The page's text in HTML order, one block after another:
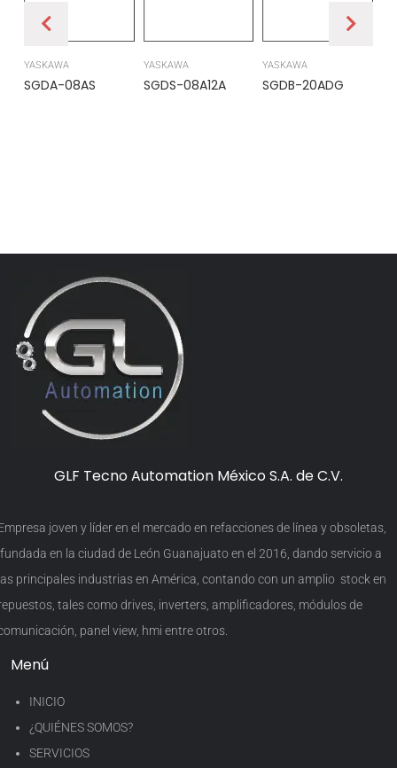
YASKAWA
SGDA-08AS
YASKAWA
SGDS-08A12A
YASKAWA
SGDB-20ADG
GLF Tecno Automation México S.A. de C.V.
joven y líder en el mercado en refacciones de línea y obsoletas,
en la ciudad de León Guanajuato en el 2016, dando servicio a
principales industrias en América, contando con un amplio stock en
tales como drives, inverters, amplificadores, módulos de
panel view, hmi entre otros.
Menú
INICIO
¿QUIÉNES SOMOS?
SERVICIOS